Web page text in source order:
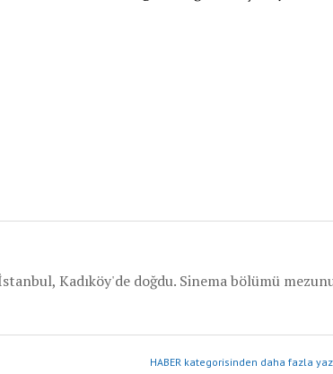
Kadıköy'de doğdu. Sinema bölümü
HABER kategorisinden daha fazla